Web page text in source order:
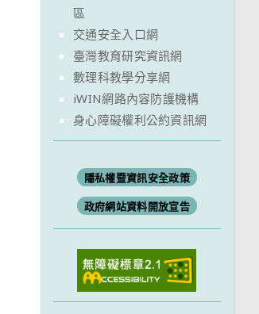
區
交通安全入口網
臺灣教育研究資訊網
數理科教學分享網
iWIN網路內容防護機構
身心障礙權利公約資訊網
隱私權暨資訊安全政策
政府網站資料開放宣告